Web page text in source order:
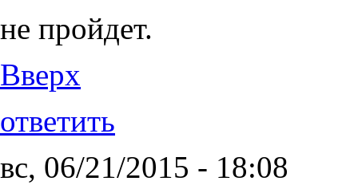
не пройдет.
Вверх
ответить
вс, 06/21/2015 - 18:08